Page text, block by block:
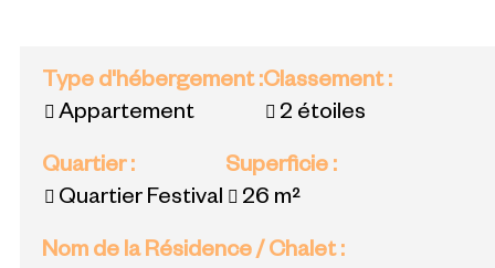
Type d'hébergement:
Appartement
Classement:
2 étoiles
Quartier:
Quartier Festival
Superficie :
26 m²
Nom de la Résidence / Chalet: